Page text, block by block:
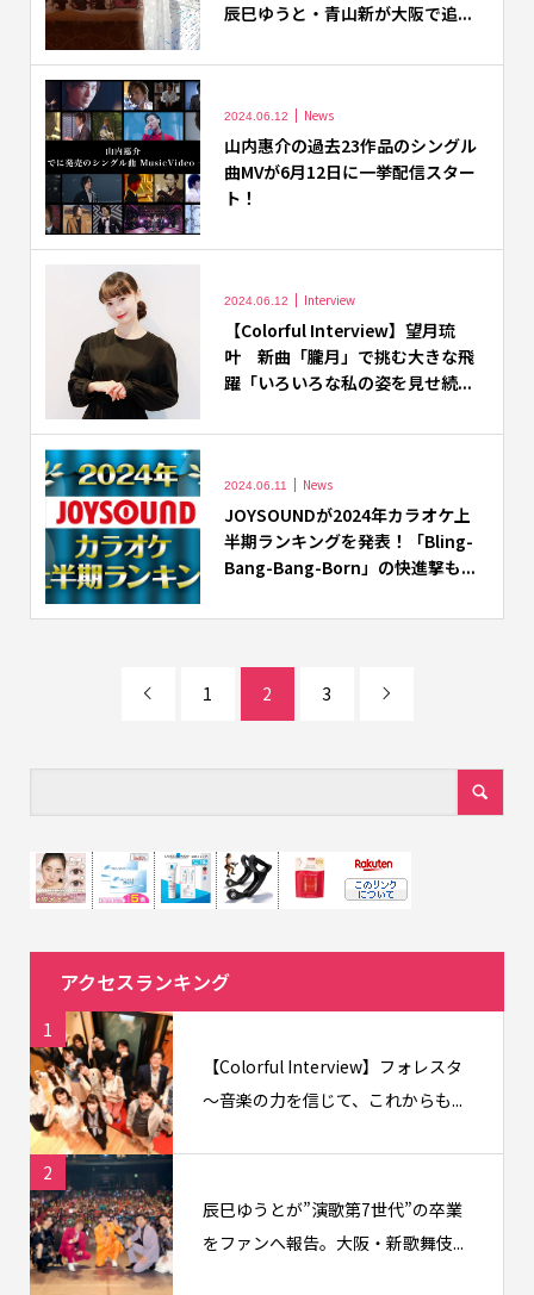
辰巳ゆうと・青山新が大阪で追...
2024.06.12 News
山内惠介の過去23作品のシングル
曲MVが6月12日に一挙配信スター
ト！
2024.06.12 Interview
【Colorful Interview】望月琉
叶 新曲「朧月」で挑む大きな飛
躍「いろいろな私の姿を見せ続...
2024.06.11 News
JOYSOUNDが2024年カラオケ上
半期ランキングを発表！「Bling-
Bang-Bang-Born」の快進撃も...
 1 2 3 
アクセスランキング
1
【Colorful Interview】フォレスタ
〜音楽の力を信じて、これからも...
2
辰巳ゆうとが”演歌第7世代”の卒業
をファンへ報告。大阪・新歌舞伎...